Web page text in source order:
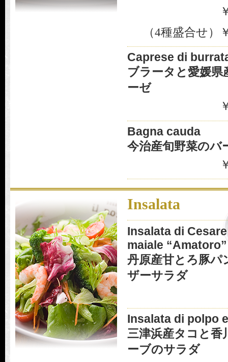
（4種盛合せ）
Caprese di
ブラータと愛媛
ーゼ
Bagna cauda
今治産旬野菜のバ
Insalata
Insalata di
maiale
丹原産甘とろ豚パ
ザーサラダ
Insalata di polpo
三津浜産タコと香
ーブのサラダ